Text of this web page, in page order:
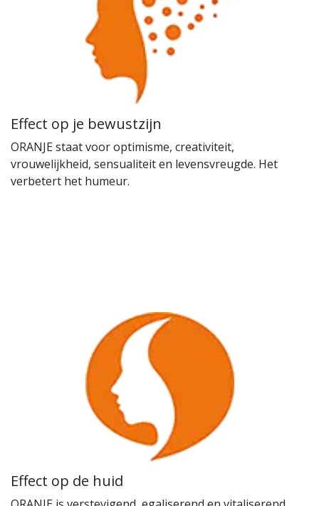
Effect op je bewustzijn
ORANJE staat voor optimisme, creativiteit,
vrouwelijkheid, sensualiteit en levensvreugde. Het
verbetert het humeur.
Effect op de huid